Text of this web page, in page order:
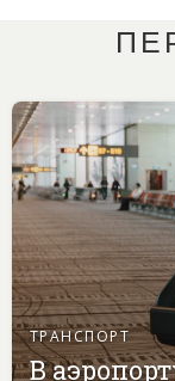
ТРАНСПОРТ
В